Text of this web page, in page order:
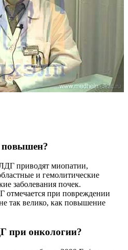
повышен?
приводят миопатии,
и гемолитические
заболевания почек.
отмечается при повреждении
так велико, как повышение
при онкологии?